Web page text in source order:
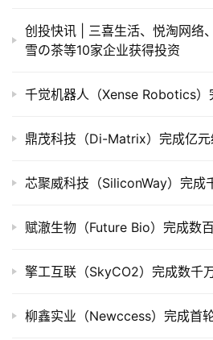
投
数
业
院
创投快讯 | 三喜生活、悦淘网络
雪の茶等10家企业获得投资
千觉机器人（Xense Robotics
鼎茂科技（Di-Matrix）完成亿元
芯聚威科技（SiliconWay）完成
赋澈生物（Future Bio）完成数
擎工互联（SkyCO2）完成数千
柳鑫实业（Newccess）完成首